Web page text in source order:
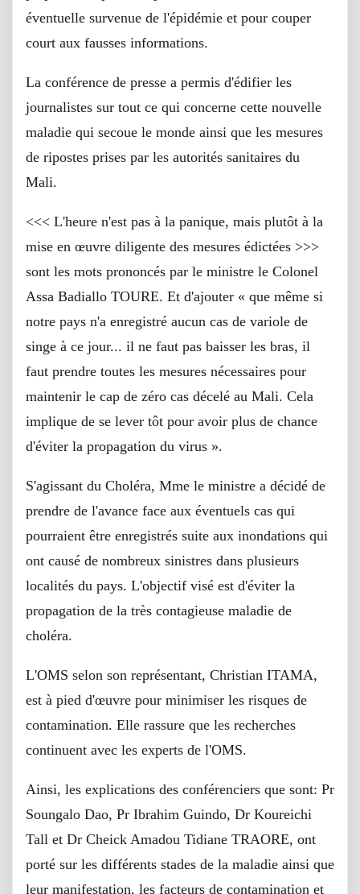
éventuelle survenue de l'épidémie et pour couper
court aux fausses informations.
La conférence de presse a permis d'édifier les
journalistes sur tout ce qui concerne cette nouvelle
maladie qui secoue le monde ainsi que les mesures
de ripostes prises par les autorités sanitaires du
Mali.
<<< L'heure n'est pas à la panique, mais plutôt à la
mise en œuvre diligente des mesures édictées >>>
sont les mots prononcés par le ministre le Colonel
Assa Badiallo TOURE. Et d'ajouter « que même si
notre pays n'a enregistré aucun cas de variole de
singe à ce jour... il ne faut pas baisser les bras, il
faut prendre toutes les mesures nécessaires pour
maintenir le cap de zéro cas décelé au Mali. Cela
implique de se lever tôt pour avoir plus de chance
d'éviter la propagation du virus ».
S'agissant du Choléra, Mme le ministre a décidé de
prendre de l'avance face aux éventuels cas qui
pourraient être enregistrés suite aux inondations qui
ont causé de nombreux sinistres dans plusieurs
localités du pays. L'objectif visé est d'éviter la
propagation de la très contagieuse maladie de
choléra.
L'OMS selon son représentant, Christian ITAMA,
est à pied d'œuvre pour minimiser les risques de
contamination. Elle rassure que les recherches
continuent avec les experts de l'OMS.
Ainsi, les explications des conférenciers que sont: Pr
Soungalo Dao, Pr Ibrahim Guindo, Dr Koureichi
Tall et Dr Cheick Amadou Tidiane TRAORE, ont
porté sur les différents stades de la maladie ainsi que
leur manifestation, les facteurs de contamination et